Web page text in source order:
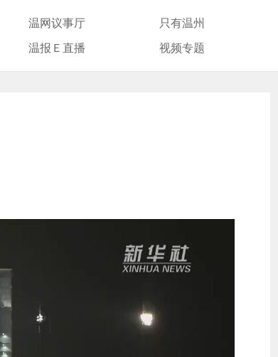
温网议事厅 只有温州
温报Ｅ直播 视频专题